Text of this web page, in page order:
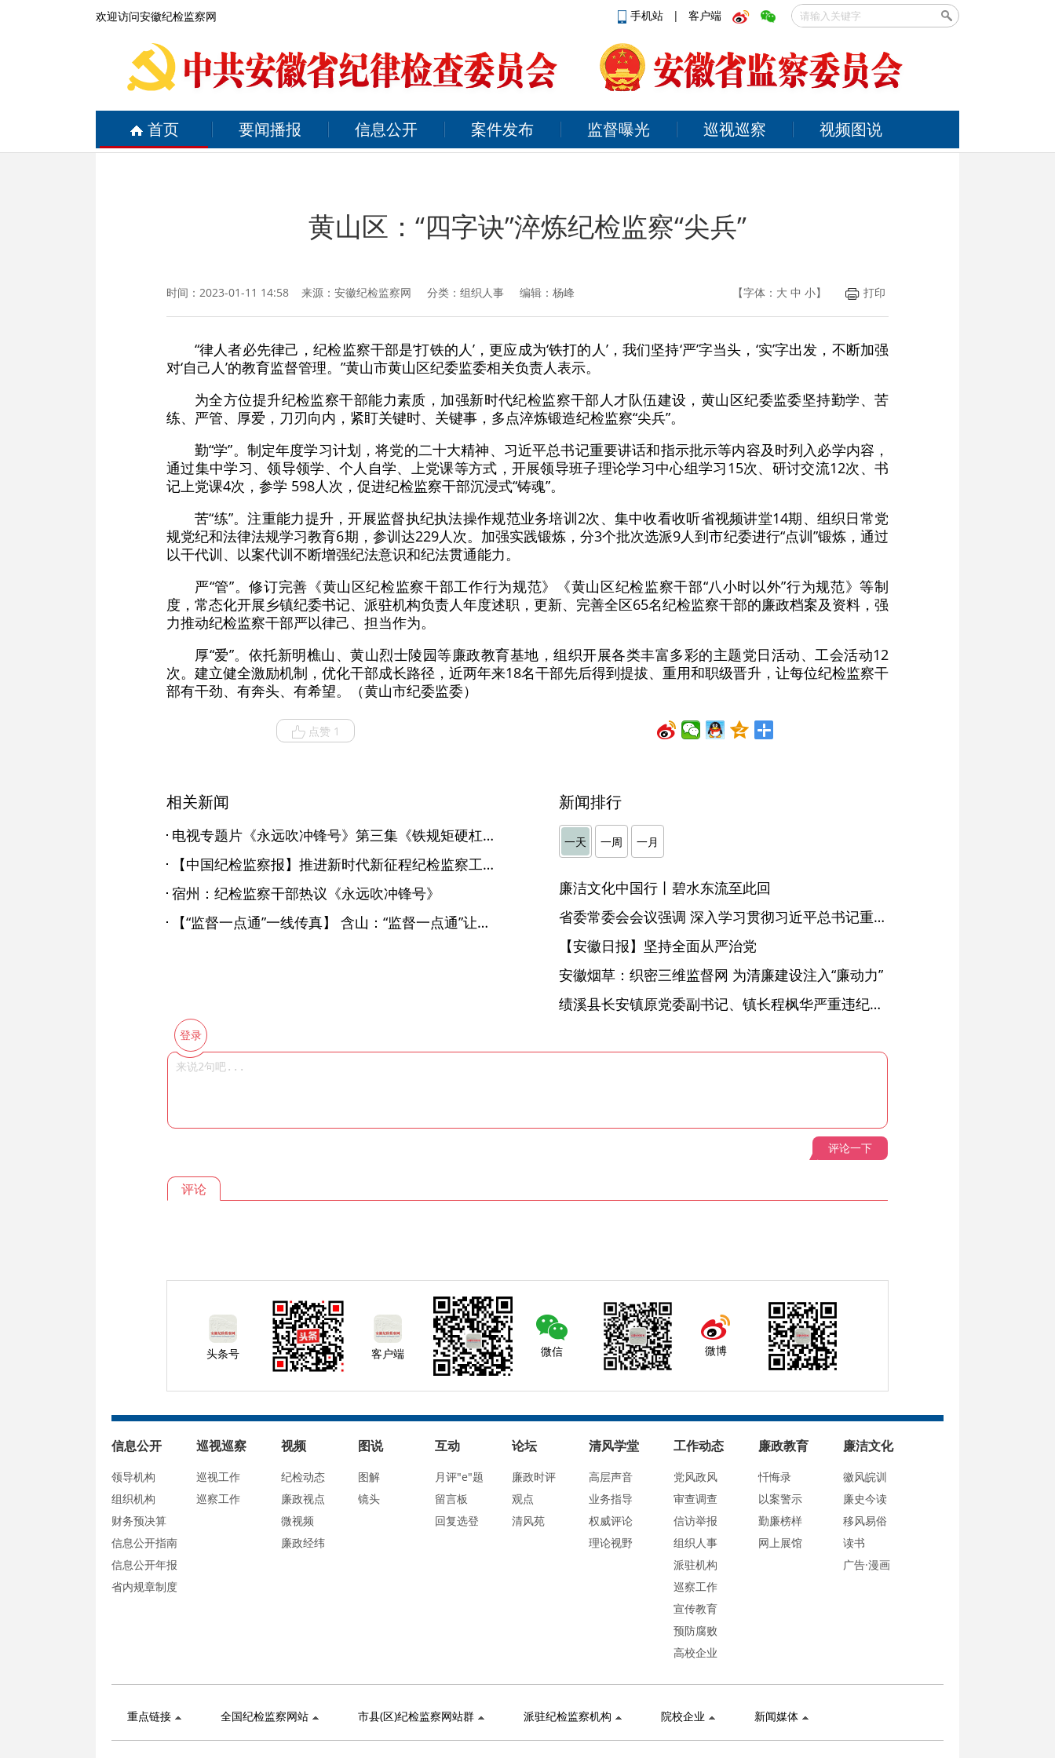
欢迎访问安徽纪检监察网 手机站 | 客户端
首页 要闻播报 信息公开 案件发布 监督曝光 巡视巡察 视频图说
黄山区：“四字诀”淬炼纪检监察“尖兵”
时间：2023-01-11 14:58 来源： 安徽纪检监察网 分类：组织人事 编辑：杨峰 【字体： 大 中 小】 打印
“律人者必先律己，纪检监察干部是‘打铁的人’，更应成为‘铁打的人’，我们坚持‘严’字当头，‘实’字出发，不断加强
对‘自己人’的教育监督管理。”黄山市黄山区纪委监委相关负责人表示。
为全方位提升纪检监察干部能力素质，加强新时代纪检监察干部人才队伍建设，黄山区纪委监委坚持勤学、苦
练、严管、厚爱，刀刃向内，紧盯关键时、关键事，多点淬炼锻造纪检监察“尖兵”。
勤“学”。制定年度学习计划，将党的二十大精神、习近平总书记重要讲话和指示批示等内容及时列入必学内容，
通过集中学习、领导领学、个人自学、上党课等方式，开展领导班子理论学习中心组学习15次、研讨交流12次、书
记上党课4次，参学 598人次，促进纪检监察干部沉浸式“铸魂”。
苦“练”。注重能力提升，开展监督执纪执法操作规范业务培训2次、集中收看收听省视频讲堂14期、组织日常党
规党纪和法律法规学习教育6期，参训达229人次。加强实践锻炼，分3个批次选派9人到市纪委进行“点训”锻炼，通过
以干代训、以案代训不断增强纪法意识和纪法贯通能力。
严“管”。修订完善《黄山区纪检监察干部工作行为规范》《黄山区纪检监察干部“八小时以外”行为规范》等制
度，常态化开展乡镇纪委书记、派驻机构负责人年度述职，更新、完善全区65名纪检监察干部的廉政档案及资料，强
力推动纪检监察干部严以律己、担当作为。
厚“爱”。依托新明樵山、黄山烈士陵园等廉政教育基地，组织开展各类丰富多彩的主题党日活动、工会活动12
次。建立健全激励机制，优化干部成长路径，近两年来18名干部先后得到提拔、重用和职级晋升，让每位纪检监察干
部有干劲、有奔头、有希望。（黄山市纪委监委）
点赞 1
相关新闻
电视专题片《永远吹冲锋号》第三集《铁规矩硬杠杠》
【中国纪检监察报】推进新时代新征程纪检监察工作高质量发展 与会同志认真学习领会习近平总书记重要讲话精神
宿州：纪检监察干部热议《永远吹冲锋号》
【“监督一点通”一线传真】 含山：“监督一点通”让道路“一点就通”
新闻排行
一天 一周 一月
廉洁文化中国行丨碧水东流至此回
省委常委会会议强调 深入学习贯彻习近平总书记重要讲话精神 以高质量党建引领高质量发展 梁言顺主持并讲话
【安徽日报】坚持全面从严治党
安徽烟草：织密三维监督网 为清廉建设注入“廉动力”
绩溪县长安镇原党委副书记、镇长程枫华严重违纪违法被开除党籍和公职
登录
评论一下
评论
头条号 客户端 微信 微博
信息公开
领导机构
组织机构
财务预决算
信息公开指南
信息公开年报
省内规章制度
巡视巡察
巡视工作
巡察工作
视频
纪检动态
廉政视点
微视频
廉政经纬
图说
图解
镜头
互动
月评"e"题
留言板
回复选登
论坛
廉政时评
观点
清风苑
清风学堂
高层声音
业务指导
权威评论
理论视野
工作动态
党风政风
审查调查
信访举报
组织人事
派驻机构
巡察工作
宣传教育
预防腐败
高校企业
廉政教育
忏悔录
以案警示
勤廉榜样
网上展馆
廉洁文化
徽风皖训
廉史今读
移风易俗
读书
广告·漫画
重点链接 全国纪检监察网站 市县(区)纪检监察网站群 派驻纪检监察机构 院校企业 新闻媒体